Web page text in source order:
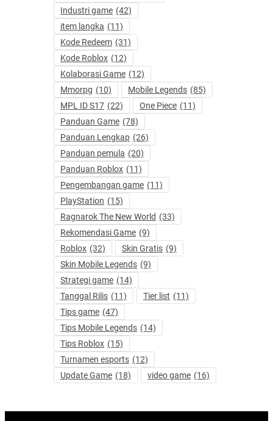
Industri game (42)
item langka (11)
Kode Redeem (31)
Kode Roblox (12)
Kolaborasi Game (12)
Mmorpg (10) Mobile Legends (85)
MPL ID S17 (22) One Piece (11)
Panduan Game (78)
Panduan Lengkap (26)
Panduan pemula (20)
Panduan Roblox (11)
Pengembangan game (11)
PlayStation (15)
Ragnarok The New World (33)
Rekomendasi Game (9)
Roblox (32) Skin Gratis (9)
Skin Mobile Legends (9)
Strategi game (14)
Tanggal Rilis (11) Tier list (11)
Tips game (47)
Tips Mobile Legends (14)
Tips Roblox (15)
Turnamen esports (12)
Update Game (18) video game (16)